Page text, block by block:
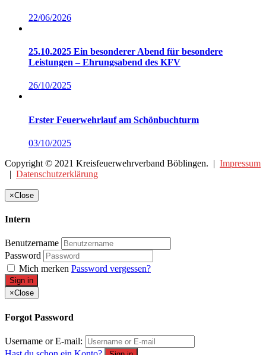
22/06/2026
25.10.2025 Ein besonderer Abend für besondere
Leistungen – Ehrungsabend des KFV
26/10/2025
Erster Feuerwehrlauf am Schönbuchturm
03/10/2025
Copyright © 2021 Kreisfeuerwehrverband Böblingen. | Impressum
| Datenschutzerklärung
×Close
Intern
Benutzername
Password
Mich merken Password vergessen?
Sign in
×Close
Forgot Password
Username or E-mail: